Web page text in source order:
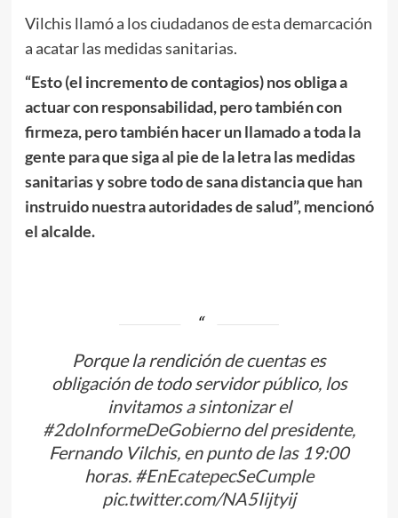
Vilchis llamó a los ciudadanos de esta demarcación
a acatar las medidas sanitarias.
“Esto (el incremento de contagios) nos obliga a
actuar con responsabilidad, pero también con
firmeza, pero también hacer un llamado a toda la
gente para que siga al pie de la letra las medidas
sanitarias y sobre todo de sana distancia que han
instruido nuestra autoridades de salud”, mencionó
el alcalde.
Porque la rendición de cuentas es
obligación de todo servidor público, los
invitamos a sintonizar el
#2doInformeDeGobiernodel presidente,
Fernando Vilchis, en punto de las 19:00
horas. #EnEcatepecSeCumple
pic.twitter.com/NA5Iijtyij